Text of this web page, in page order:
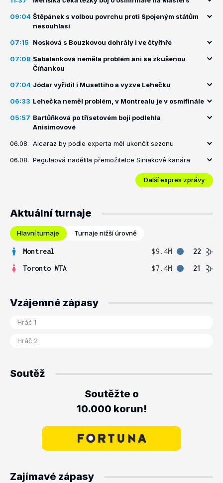
09:04 Štěpánek s volbou povrchu proti Spojeným státům
nesouhlasí
07:15 Nosková s Bouzkovou dohrály i ve čtyřhře
07:08 Sabalenková neměla problém ani se zkušenou
Číňankou
07:04 Jódar vyřídil i Musettiho a vyzve Lehečku
06:33 Lehečka neměl problém, v Montrealu je v osmifinále
05:57 Bartůňková po třísetovém boji podlehla
Anisimovové
06.08. Alcaraz by podle experta měl ukončit sezonu
06.08. Pegulaová nadělila přemožitelce Siniakové kanára
Další expres zprávy
Aktuální turnaje
Hlavní turnaje Turnaje nižší úrovně
Montreal $9.4M
22
Toronto WTA
$7.4M 21
Vzájemné zápasy
Soutěž
Soutěžte o
10.000 korun!
Zajímavé zápasy